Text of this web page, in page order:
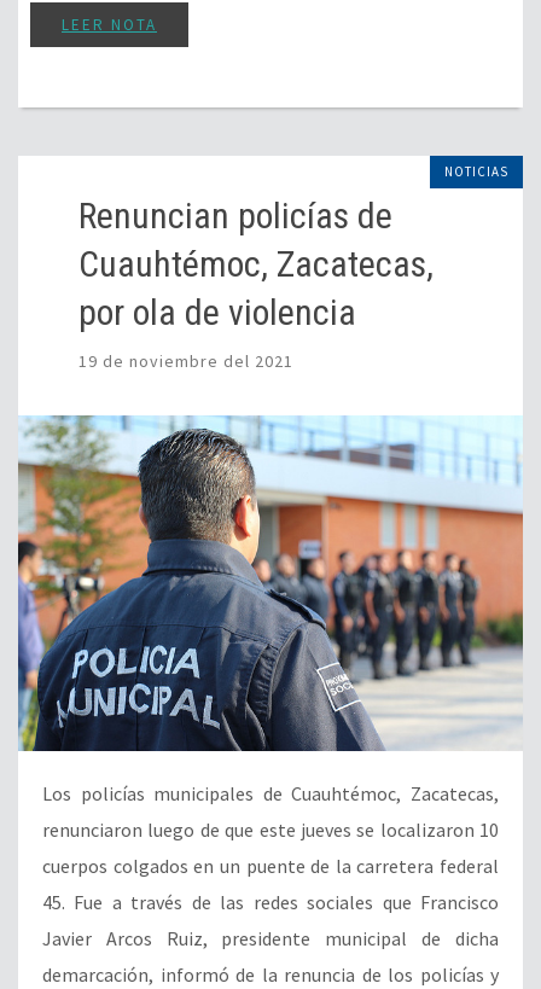
LEER NOTA
NOTICIAS
Renuncian policías de
Cuauhtémoc, Zacatecas,
por ola de violencia
19 de noviembre del 2021
Los policías municipales de Cuauhtémoc, Zacatecas,
renunciaron luego de que este jueves se localizaron 10
cuerpos colgados en un puente de la carretera federal
45. Fue a través de las redes sociales que Francisco
Javier Arcos Ruiz, presidente municipal de dicha
demarcación, informó de la renuncia de los policías y